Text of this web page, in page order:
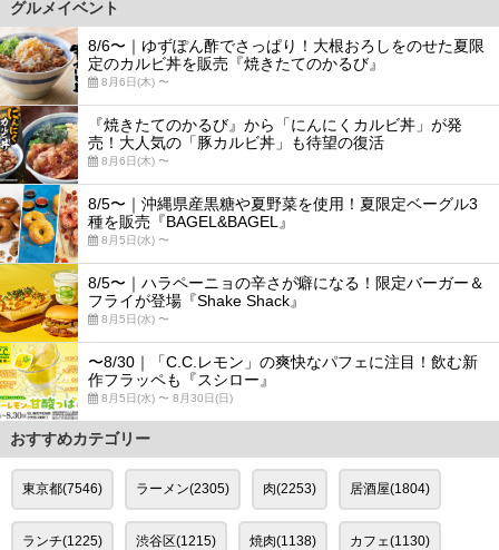
グルメイベント
8/6〜｜ゆずぽん酢でさっぱり！大根おろしをのせた夏限
定のカルビ丼を販売『焼きたてのかるび』
8月6日(木) 〜
『焼きたてのかるび』から「にんにくカルビ丼」が発
売！大人気の「豚カルビ丼」も待望の復活
8月6日(木) 〜
8/5〜｜沖縄県産黒糖や夏野菜を使用！夏限定ベーグル3
種を販売『BAGEL&BAGEL』
8月5日(水) 〜
8/5〜｜ハラペーニョの辛さが癖になる！限定バーガー＆
フライが登場『Shake Shack』
8月5日(水) 〜
〜8/30｜「C.C.レモン」の爽快なパフェに注目！飲む新
作フラッペも『スシロー』
8月5日(水) 〜 8月30日(日)
おすすめカテゴリー
東京都(7546) ラーメン(2305) 肉(2253) 居酒屋(1804)
ランチ(1225) 渋谷区(1215) 焼肉(1138) カフェ(1130)